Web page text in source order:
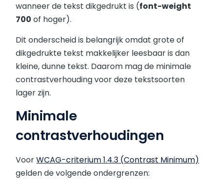
wanneer de tekst dikgedrukt is (font-weight
700 of hoger).
Dit onderscheid is belangrijk omdat grote of
dikgedrukte tekst makkelijker leesbaar is dan
kleine, dunne tekst. Daarom mag de minimale
contrastverhouding voor deze tekstsoorten
lager zijn.
Minimale
contrastverhoudingen
VoorWCAG-criterium 1.4.3 (Contrast Minimum)
gelden de volgende ondergrenzen: